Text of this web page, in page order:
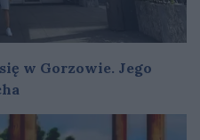
w Gorzowie. Jego